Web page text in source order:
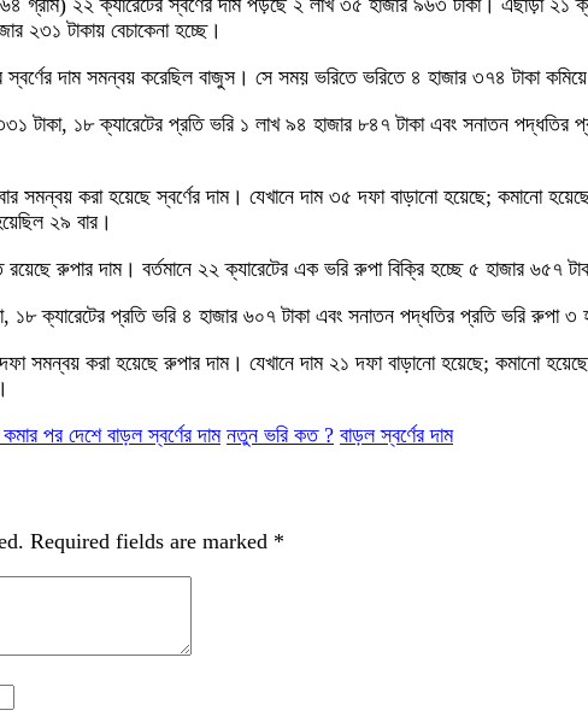
২৩১ টাকায় বেচাকেনা হচ্ছে।
দাম সমন্বয় করেছিল বাজুস। সে সময় ভরিতে ভরিতে ৪ হাজার ৩৭৪ টাকা কমিয়ে
টাকা, ১৮ ক্যারেটের প্রতি ভরি ১ লাখ ৯৪ হাজার ৮৪৭ টাকা এবং সনাতন পদ্ধতির
সমন্বয় করা হয়েছে স্বর্ণের দাম। যেখানে দাম ৩৫ দফা বাড়ানো হয়েছে; কমানো
২৯ বার।
রয়েছে রুপার দাম। বর্তমানে ২২ ক্যারেটের এক ভরি রুপা বিক্রি হচ্ছে ৫ হাজার ৬৫৭
১৮ ক্যারেটের প্রতি ভরি ৪ হাজার ৬০৭ টাকা এবং সনাতন পদ্ধতির প্রতি ভরি রুপা ৩
সমন্বয় করা হয়েছে রুপার দাম। যেখানে দাম ২১ দফা বাড়ানো হয়েছে; কমানো
পর দেশে বাড়ল স্বর্ণের দাম নতুন ভরি কত ? বাড়ল স্বর্ণের দাম
Required fields are marked *